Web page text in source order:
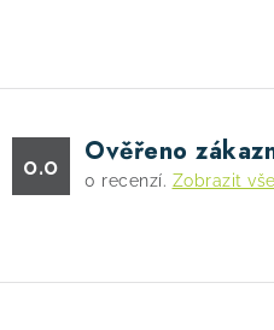
0.0 Ověřeno
0 recenzí. Zobrazit